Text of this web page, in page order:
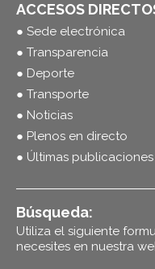
ACCESOS
● Sede electrónica
● Transparencia
● Deporte
● Transporte
● Noticias
● Plenos en directo
● Últimas publicaciones
Búsqueda:
Utiliza el siguiente
necesites en nuestra